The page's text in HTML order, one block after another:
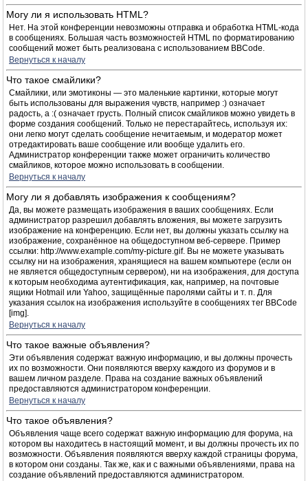
Могу ли я использовать HTML?
Нет. На этой конференции невозможны отправка и обработка HTML-кода
в сообщениях. Большая часть возможностей HTML по форматированию
сообщений может быть реализована с использованием BBCode.
Вернуться к началу
Что такое смайлики?
Смайлики, или эмотиконы — это маленькие картинки, которые могут
быть использованы для выражения чувств, например :) означает
радость, а :( означает грусть. Полный список смайликов можно увидеть в
форме создания сообщений. Только не перестарайтесь, используя их:
они легко могут сделать сообщение нечитаемым, и модератор может
отредактировать ваше сообщение или вообще удалить его.
Администратор конференции также может ограничить количество
смайликов, которое можно использовать в сообщении.
Вернуться к началу
Могу ли я добавлять изображения к сообщениям?
Да, вы можете размещать изображения в ваших сообщениях. Если
администратор разрешил добавлять вложения, вы можете загрузить
изображение на конференцию. Если нет, вы должны указать ссылку на
изображение, сохранённое на общедоступном веб-сервере. Пример
ссылки: http://www.example.com/my-picture.gif. Вы не можете указывать
ссылку ни на изображения, хранящиеся на вашем компьютере (если он
не является общедоступным сервером), ни на изображения, для доступа
к которым необходима аутентификация, как, например, на почтовые
ящики Hotmail или Yahoo, защищённые паролями сайты и т. п. Для
указания ссылок на изображения используйте в сообщениях тег BBCode
[img].
Вернуться к началу
Что такое важные объявления?
Эти объявления содержат важную информацию, и вы должны прочесть
их по возможности. Они появляются вверху каждого из форумов и в
вашем личном разделе. Права на создание важных объявлений
предоставляются администратором конференции.
Вернуться к началу
Что такое объявления?
Объявления чаще всего содержат важную информацию для форума, на
котором вы находитесь в настоящий момент, и вы должны прочесть их по
возможности. Объявления появляются вверху каждой страницы форума,
в котором они созданы. Так же, как и с важными объявлениями, права на
создание объявлений предоставляются администратором.